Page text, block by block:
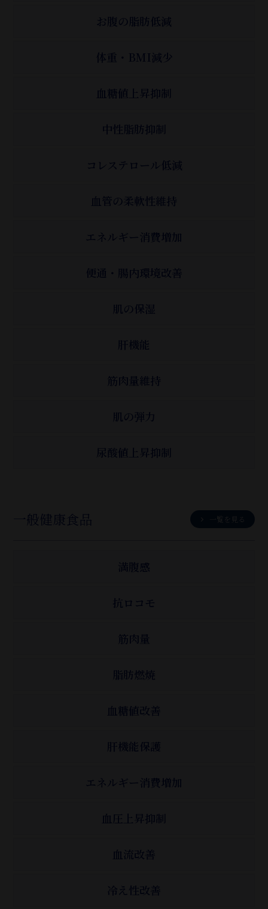
お腹の脂肪低減
体重・BMI減少
血糖値上昇抑制
中性脂肪抑制
コレステロール低減
血管の柔軟性維持
エネルギー消費増加
便通・腸内環境改善
肌の保湿
肝機能
筋肉量維持
肌の弾力
尿酸値上昇抑制
一般健康食品 一覧を見る
満腹感
抗ロコモ
筋肉量
脂肪燃焼
血糖値改善
肝機能保護
エネルギー消費増加
血圧上昇抑制
血流改善
冷え性改善